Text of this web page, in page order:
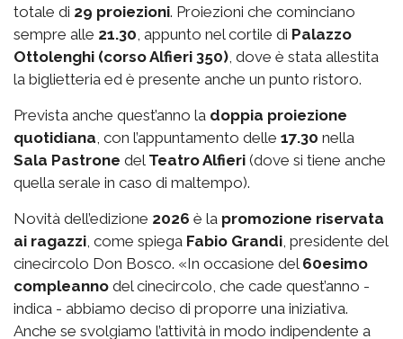
totale di 29 proiezioni. Proiezioni che cominciano
sempre alle 21.30, appunto nel cortile di Palazzo
Ottolenghi (corso Alfieri 350), dove è stata allestita
la biglietteria ed è presente anche un punto ristoro.
Prevista anche quest’anno la doppia proiezione
quotidiana, con l’appuntamento delle 17.30 nella
Sala Pastrone del Teatro Alfieri (dove si tiene anche
quella serale in caso di maltempo).
Novità dell’edizione 2026 è la promozione riservata
ai ragazzi, come spiega Fabio Grandi, presidente del
cinecircolo Don Bosco. «In occasione del 60esimo
compleanno del cinecircolo, che cade quest’anno -
indica - abbiamo deciso di proporre una iniziativa.
Anche se svolgiamo l’attività in modo indipendente a